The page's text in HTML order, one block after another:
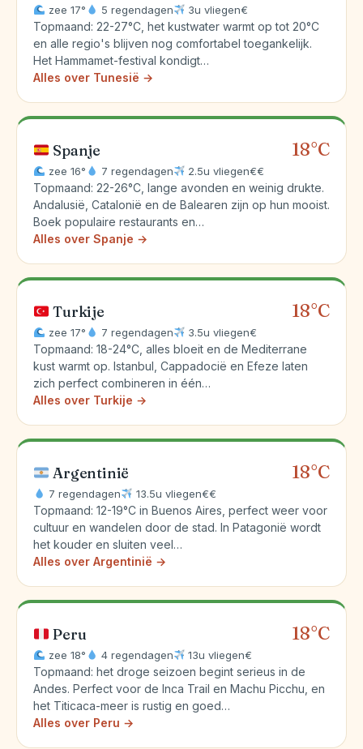
zee 17° 5 regendagen 3u vliegen€
Topmaand: 22-27°C, het kustwater warmt op tot 20°C
en alle regio's blijven nog comfortabel toegankelijk.
Het Hammamet-festival kondigt…
Alles over Tunesië →
Spanje 18°C
zee 16° 7 regendagen 2.5u vliegen€€
Topmaand: 22-26°C, lange avonden en weinig drukte.
Andalusië, Catalonië en de Balearen zijn op hun mooist.
Boek populaire restaurants en…
Alles over Spanje →
Turkije 18°C
zee 17° 7 regendagen 3.5u vliegen€
Topmaand: 18-24°C, alles bloeit en de Mediterrane
kust warmt op. Istanbul, Cappadocië en Efeze laten
zich perfect combineren in één…
Alles over Turkije →
Argentinië 18°C
7 regendagen 13.5u vliegen€€
Topmaand: 12-19°C in Buenos Aires, perfect weer voor
cultuur en wandelen door de stad. In Patagonië wordt
het kouder en sluiten veel…
Alles over Argentinië →
Peru 18°C
zee 18° 4 regendagen 13u vliegen€
Topmaand: het droge seizoen begint serieus in de
Andes. Perfect voor de Inca Trail en Machu Picchu, en
het Titicaca-meer is rustig en goed…
Alles over Peru →